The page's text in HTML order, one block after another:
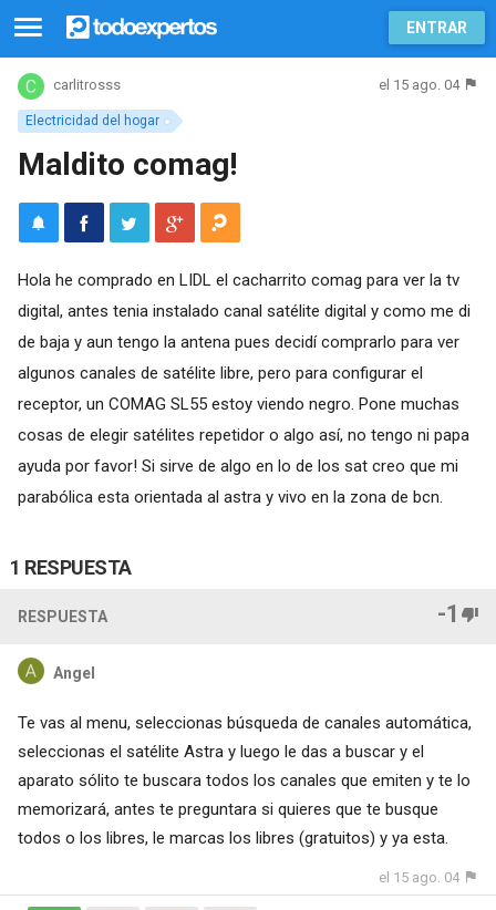
ENTRAR
Electricidad del hogar
carlitrosss el 15 ago. 04
Maldito comag!
Hola he comprado en LIDL el cacharrito comag para ver la tv
digital, antes tenia instalado canal satélite digital y como me di
de baja y aun tengo la antena pues decidí comprarlo para ver
algunos canales de satélite libre, pero para configurar el
receptor, un COMAG SL55 estoy viendo negro. Pone muchas
cosas de elegir satélites repetidor o algo así, no tengo ni papa
ayuda por favor! Si sirve de algo en lo de los sat creo que mi
parabólica esta orientada al astra y vivo en la zona de bcn.
1 RESPUESTA
RESPUESTA -1
Angel
Te vas al menu, seleccionas búsqueda de canales automática,
seleccionas el satélite Astra y luego le das a buscar y el
aparato sólito te buscara todos los canales que emiten y te lo
memorizará, antes te preguntara si quieres que te busque
todos o los libres, le marcas los libres (gratuitos) y ya esta.
el 15 ago. 04